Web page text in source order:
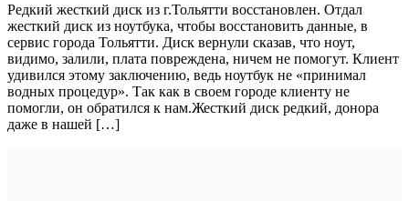
Редкий жесткий диск из г.Тольятти восстановлен. Отдал
жесткий диск из ноутбука, чтобы восстановить данные, в
сервис города Тольятти. Диск вернули сказав, что ноут,
видимо, залили, плата повреждена, ничем не помогут. Клиент
удивился этому заключению, ведь ноутбук не «принимал
водных процедур». Так как в своем городе клиенту не
помогли, он обратился к нам.Жесткий диск редкий, донора
даже в нашей […]